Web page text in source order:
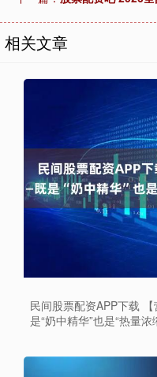
相关文章
民间股票配资APP下载
是“奶中精华”也是“热量